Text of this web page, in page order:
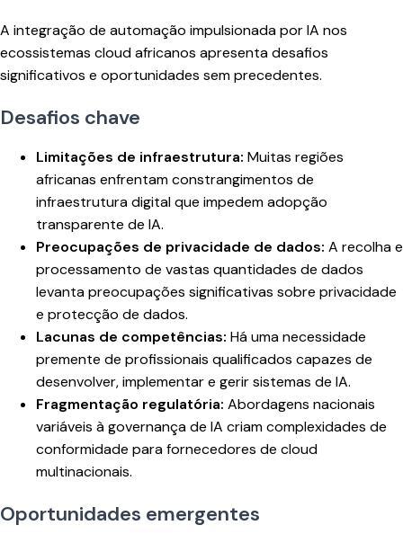
A integração de automação impulsionada por IA nos
ecossistemas cloud africanos apresenta desafios
significativos e oportunidades sem precedentes.
Desafios chave
Limitações de infraestrutura: Muitas regiões
africanas enfrentam constrangimentos de
infraestrutura digital que impedem adopção
transparente de IA.
Preocupações de privacidade de dados: A recolha e
processamento de vastas quantidades de dados
levanta preocupações significativas sobre privacidade
e protecção de dados.
Lacunas de competências: Há uma necessidade
premente de profissionais qualificados capazes de
desenvolver, implementar e gerir sistemas de IA.
Fragmentação regulatória: Abordagens nacionais
variáveis à governança de IA criam complexidades de
conformidade para fornecedores de cloud
multinacionais.
Oportunidades emergentes